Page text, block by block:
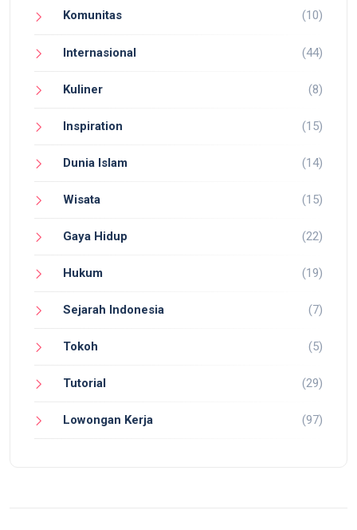
Komunitas (10)
Internasional (44)
Kuliner (8)
Inspiration (15)
Dunia Islam (14)
Wisata (15)
Gaya Hidup (22)
Hukum (19)
Sejarah Indonesia (7)
Tokoh (5)
Tutorial (29)
Lowongan Kerja (97)